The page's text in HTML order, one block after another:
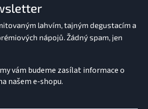
vám budeme zasílat informace o
našem e-shopu.